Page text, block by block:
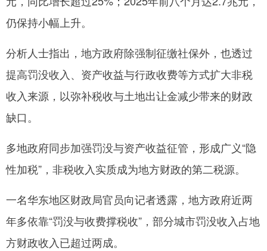
仍保持小幅上升。
分析人士指出，地方政府除强制征缴社保外，也透过
提高罚没收入、资产收益与行政收费等方式扩大非税
收入来源，以弥补税收与土地出让金减少带来的财政
缺口。
多地政府同步加强罚没与资产收益征管，形成广义“隐
性加税”，非税收入实质成为地方财政的第二税源。
一名华东地区财政局官员向记者透露，地方政府近两
年多依靠“罚没与收费撑税收”，部分城市罚没收入占地
方财政收入已超过两成。